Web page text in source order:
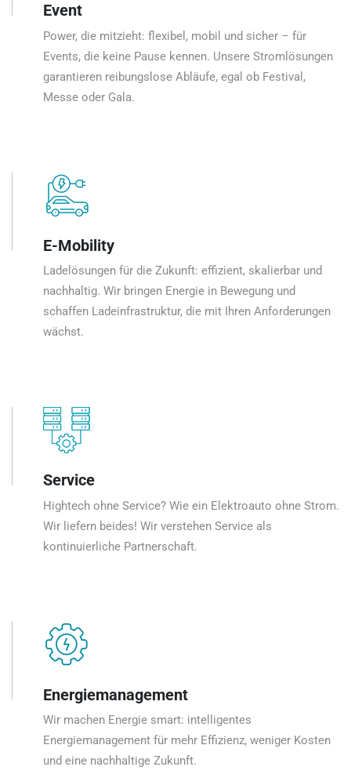
Event
Power, die mitzieht: flexibel, mobil und sicher – für
Events, die keine Pause kennen. Unsere Stromlösungen
garantieren reibungslose Abläufe, egal ob Festival,
Messe oder Gala.
E-Mobility
Ladelösungen für die Zukunft: effizient, skalierbar und
nachhaltig. Wir bringen Energie in Bewegung und
schaffen Ladeinfrastruktur, die mit Ihren Anforderungen
wächst.
Service
Hightech ohne Service? Wie ein Elektroauto ohne Strom.
Wir liefern beides! Wir verstehen Service als
kontinuierliche Partnerschaft.
Energiemanagement
Wir machen Energie smart: intelligentes
Energiemanagement für mehr Effizienz, weniger Kosten
und eine nachhaltige Zukunft.